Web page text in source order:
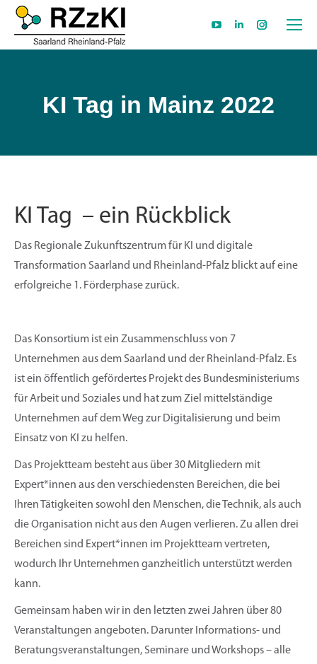
page
new
Linkedin
page
new
Instagram
page
new
KI Tag in Mainz 2022
KI Tag – ein Rückblick
Das Regionale Zukunftszentrum für KI und digitale
Transformation Saarland und Rheinland-Pfalz blickt auf eine
erfolgreiche 1. Förderphase zurück.
Das Konsortium ist ein Zusammenschluss von 7
Unternehmen aus dem Saarland und der Rheinland-Pfalz. Es
ist ein öffentlich gefördertes Projekt des Bundesministeriums
für Arbeit und Soziales und hat zum Ziel mittelständige
Unternehmen auf dem Weg zur Digitalisierung und beim
Einsatz von KI zu helfen.
Das Projektteam besteht aus über 30 Mitgliedern mit
Expert*innen aus den verschiedensten Bereichen, die bei
Ihren Tätigkeiten sowohl den Menschen, die Technik, als auch
die Organisation nicht aus den Augen verlieren. Zu allen drei
Bereichen sind Expert*innen im Projektteam vertreten,
wodurch Ihr Unternehmen ganzheitlich unterstützt werden
kann.
Gemeinsam haben wir in den letzten zwei Jahren über 80
Veranstaltungen angeboten. Darunter Informations- und
Beratungsveranstaltungen, Seminare und Workshops – alle